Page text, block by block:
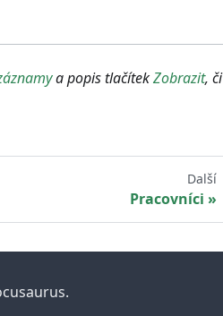
a popis tlačítekZobrazit, či
Další
Pracovníci